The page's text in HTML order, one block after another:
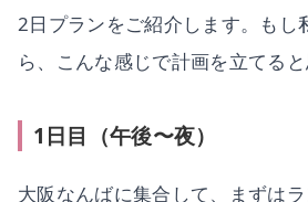
2日プランをご紹介します。もし
ら、こんな感じで計画を立てると
1日目（午後〜夜）
大阪なんばに集合して、まずは